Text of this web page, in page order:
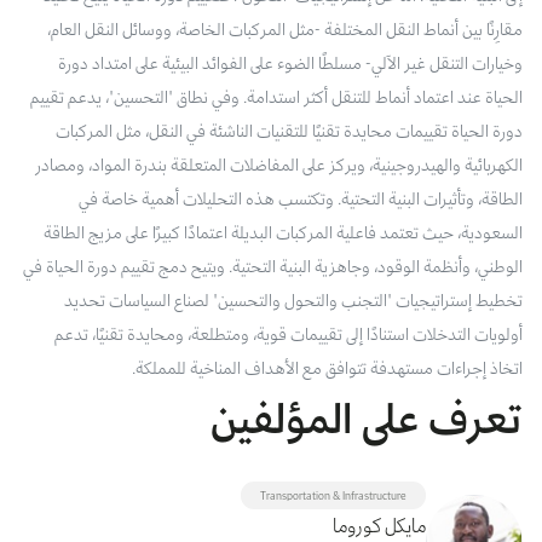
مقارِنًا بين أنماط النقل المختلفة -مثل المركبات الخاصة، ووسائل النقل العام،
وخيارات التنقل غير الآلي- مسلطًا الضوء على الفوائد البيئية على امتداد دورة
الحياة عند اعتماد أنماط للتنقل أكثر استدامة. وفي نطاق "التحسين"، يدعم تقييم
دورة الحياة تقييمات محايدة تقنيًا للتقنيات الناشئة في النقل، مثل المركبات
الكهربائية والهيدروجينية، ويركز على المفاضلات المتعلقة بندرة المواد، ومصادر
الطاقة، وتأثيرات البنية التحتية. وتكتسب هذه التحليلات أهمية خاصة في
السعودية، حيث تعتمد فاعلية المركبات البديلة اعتمادًا كبيرًا على مزيج الطاقة
الوطني، وأنظمة الوقود، وجاهزية البنية التحتية. ويتيح دمج تقييم دورة الحياة في
تخطيط إستراتيجيات "التجنب والتحول والتحسين" لصناع السياسات تحديد
أولويات التدخلات استنادًا إلى تقييمات قوية، ومتطلعة، ومحايدة تقنيًا، تدعم
اتخاذ إجراءات مستهدفة تتوافق مع الأهداف المناخية للمملكة.
تعرف على المؤلفين
Transportation & Infrastructure
مايكل كوروما